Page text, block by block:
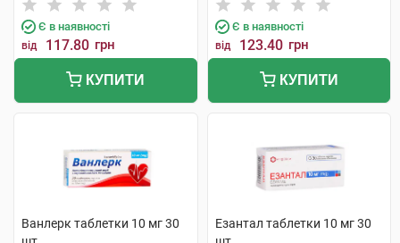
Є в наявності
від 117.80 грн
КУПИТИ
Є в наявності
від 123.40 грн
КУПИТИ
Ванлерк таблетки 10 мг 30
Езантал таблетки 10 мг 30